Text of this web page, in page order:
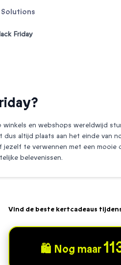
Friday
winkels en webshops wereldwijd
dus altijd plaats aan het einde van
te verwennen met een mooie
belevenissen.
Vind de beste kertcadeaus
🛍️ Nog maar